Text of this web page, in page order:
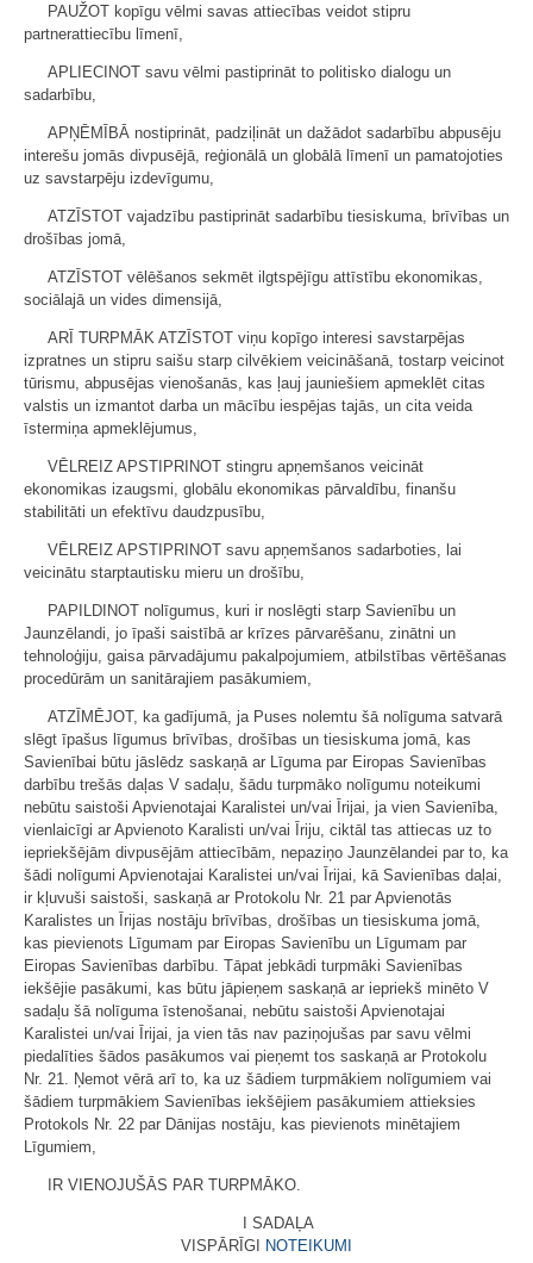
PAUŽOT kopīgu vēlmi savas attiecības veidot stipru
partnerattiecību līmenī,
APLIECINOT savu vēlmi pastiprināt to politisko dialogu un
sadarbību,
APŅĒMĪBĀ nostiprināt, padziļināt un dažādot sadarbību abpusēju
interešu jomās divpusējā, reģionālā un globālā līmenī un pamatojoties
uz savstarpēju izdevīgumu,
ATZĪSTOT vajadzību pastiprināt sadarbību tiesiskuma, brīvības un
drošības jomā,
ATZĪSTOT vēlēšanos sekmēt ilgtspējīgu attīstību ekonomikas,
sociālajā un vides dimensijā,
ARĪ TURPMĀK ATZĪSTOT viņu kopīgo interesi savstarpējas
izpratnes un stipru saišu starp cilvēkiem veicināšanā, tostarp veicinot
tūrismu, abpusējas vienošanās, kas ļauj jauniešiem apmeklēt citas
valstis un izmantot darba un mācību iespējas tajās, un cita veida
īstermiņa apmeklējumus,
VĒLREIZ APSTIPRINOT stingru apņemšanos veicināt
ekonomikas izaugsmi, globālu ekonomikas pārvaldību, finanšu
stabilitāti un efektīvu daudzpusību,
VĒLREIZ APSTIPRINOT savu apņemšanos sadarboties, lai
veicinātu starptautisku mieru un drošību,
PAPILDINOT nolīgumus, kuri ir noslēgti starp Savienību un
Jaunzēlandi, jo īpaši saistībā ar krīzes pārvarēšanu, zinātni un
tehnoloģiju, gaisa pārvadājumu pakalpojumiem, atbilstības vērtēšanas
procedūrām un sanitārajiem pasākumiem,
ATZĪMĒJOT, ka gadījumā, ja Puses nolemtu šā nolīguma satvarā
slēgt īpašus līgumus brīvības, drošības un tiesiskuma jomā, kas
Savienībai būtu jāslēdz saskaņā ar Līguma par Eiropas Savienības
darbību trešās daļas V sadaļu, šādu turpmāko nolīgumu noteikumi
nebūtu saistoši Apvienotajai Karalistei un/vai Īrijai, ja vien Savienība,
vienlaicīgi ar Apvienoto Karalisti un/vai Īriju, ciktāl tas attiecas uz to
iepriekšējām divpusējām attiecībām, nepaziņo Jaunzēlandei par to, ka
šādi nolīgumi Apvienotajai Karalistei un/vai Īrijai, kā Savienības daļai,
ir kļuvuši saistoši, saskaņā ar Protokolu Nr. 21 par Apvienotās
Karalistes un Īrijas nostāju brīvības, drošības un tiesiskuma jomā,
kas pievienots Līgumam par Eiropas Savienību un Līgumam par
Eiropas Savienības darbību. Tāpat jebkādi turpmāki Savienības
iekšējie pasākumi, kas būtu jāpieņem saskaņā ar iepriekš minēto V
sadaļu šā nolīguma īstenošanai, nebūtu saistoši Apvienotajai
Karalistei un/vai Īrijai, ja vien tās nav paziņojušas par savu vēlmi
piedalīties šādos pasākumos vai pieņemt tos saskaņā ar Protokolu
Nr. 21. Ņemot vērā arī to, ka uz šādiem turpmākiem nolīgumiem vai
šādiem turpmākiem Savienības iekšējiem pasākumiem attieksies
Protokols Nr. 22 par Dānijas nostāju, kas pievienots minētajiem
Līgumiem,
IR VIENOJUŠĀS PAR TURPMĀKO.
I SADAĻA
VISPĀRĪGI
NOTEIKUMI